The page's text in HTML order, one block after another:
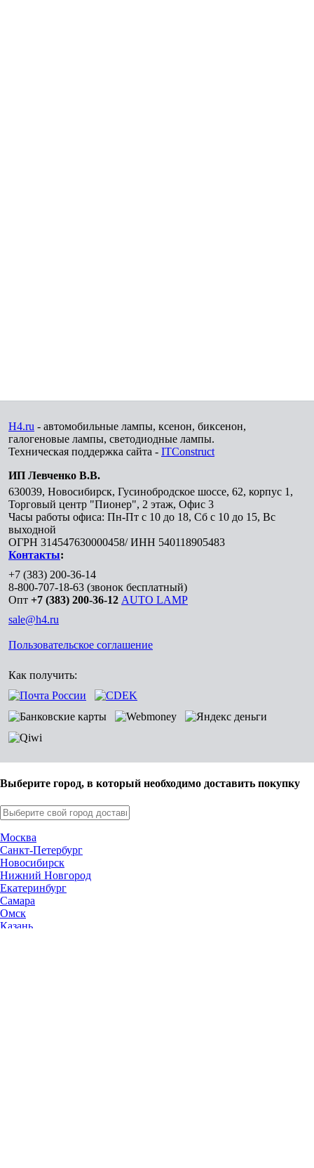
H4.ru - автомобильные лампы, ксенон, биксенон,
галогеновые лампы, светодиодные лампы.
Техническая поддержка сайта - ITConstruct
ИП Левченко В.В.
630039, Новосибирск, Гусинобродское шоссе, 62, корпус 1,
Торговый центр "Пионер", 2 этаж, Офис 3
Часы работы офиса: Пн-Пт с 10 до 18, Сб с 10 до 15, Вс
выходной
ОГРН 314547630000458/ ИНН 540118905483
Контакты:
+7 (383) 200-36-14
8-800-707-18-63 (звонок бесплатный)
Опт +7 (383) 200-36-12 AUTO LAMP
sale@h4.ru
Пользовательское соглашение
Как получить:
Выберите город, в который необходимо доставить покупку
Москва
Санкт-Петербург
Новосибирск
Нижний Новгород
Екатеринбург
Самара
Омск
Казань